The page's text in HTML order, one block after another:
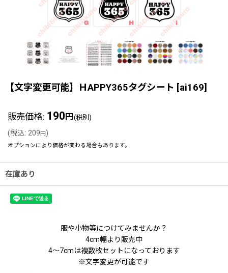
【文字変更可能】ＨAPPY365タグシート [ai169]
販売価格: 190 円 (税別)
(税込: 209 円 )
オプションにより価格が変わる場合もあります。
在庫あり
服や小物等につけてみませんか？
4cm幅より販売中
4～7cmは複数枚セットになっております
※文字変更が可能です